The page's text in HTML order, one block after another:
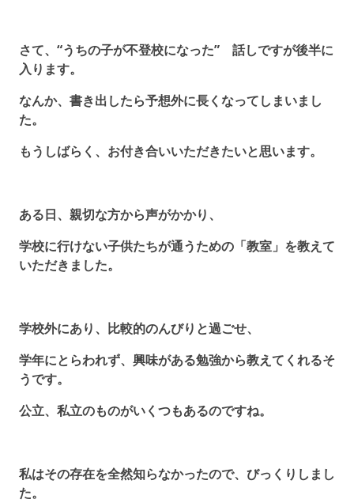
さて、“うちの子が不登校になった” 話しですが後半に
入ります。
なんか、書き出したら予想外に長くなってしまいまし
た。
もうしばらく、お付き合いいただきたいと思います。
ある日、親切な方から声がかかり、
学校に行けない子供たちが通うための「教室」を教えて
いただきました。
学校外にあり、比較的のんびりと過ごせ、
学年にとらわれず、興味がある勉強から教えてくれるそ
うです。
公立、私立のものがいくつもあるのですね。
私はその存在を全然知らなかったので、びっくりしまし
た。